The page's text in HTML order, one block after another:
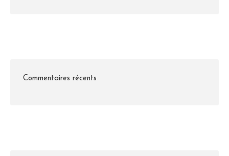
Commentaires récents